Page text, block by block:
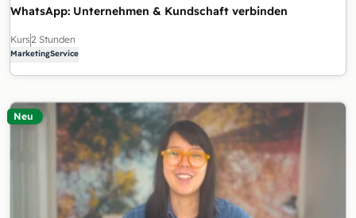
WhatsApp: Unternehmen & Kundschaft verbinden
Kurs2 Stunden
MarketingService
Neu